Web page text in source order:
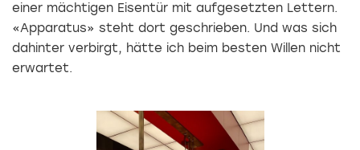
einer mächtigen Eisentür mit aufgesetzten Lettern.
«Apparatus» steht dort geschrieben. Und was sich
dahinter verbirgt, hätte ich beim besten Willen nicht
erwartet.